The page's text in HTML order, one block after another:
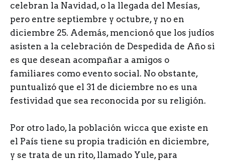
celebran la Navidad, o la llegada del Mesías,
pero entre septiembre y octubre, y no en
diciembre 25. Además, mencionó que los judíos
asisten a la celebración de Despedida de Año si
es que desean acompañar a amigos o
familiares como evento social. No obstante,
puntualizó que el 31 de diciembre no es una
festividad que sea reconocida por su religión.
Por otro lado, la población wicca que existe en
el País tiene su propia tradición en diciembre,
y se trata de un rito, llamado Yule, para